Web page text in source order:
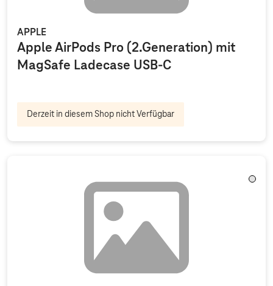
APPLE
Apple AirPods Pro (2.Generation) mit
MagSafe Ladecase USB-C
Derzeit in diesem Shop nicht Verfügbar